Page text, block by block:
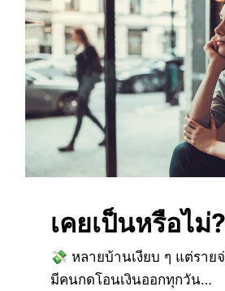
เคยเป็นหรือไม่?
💸 หลายบ้านเงียบ ๆ แต่ราย
มีคนกดโอนเงินออกทุกวัน…